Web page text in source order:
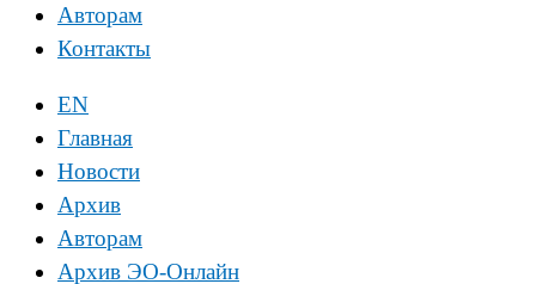
Авторам
Контакты
EN
Главная
Новости
Архив
Авторам
Архив ЭО-Онлайн